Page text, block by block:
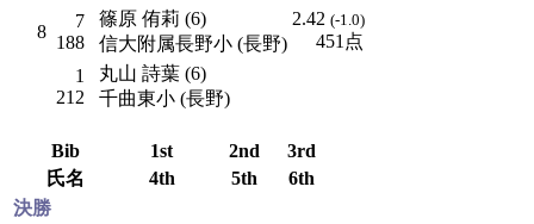
8
7
188
篠原 侑莉 (6)
信大附属長野小 (長野)
2.42 (-1.0)
451点
1
212
丸山 詩葉 (6)
千曲東小 (長野)
Bib 1st 2nd
3rd
氏名
4th 5th
6th
決勝